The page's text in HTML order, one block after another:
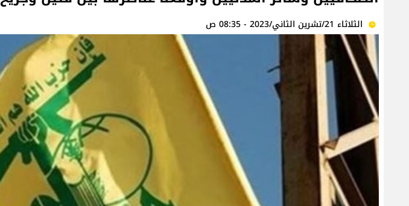
الثلاثاء 21/تشرين الثاني/2023 - 08:35 ص